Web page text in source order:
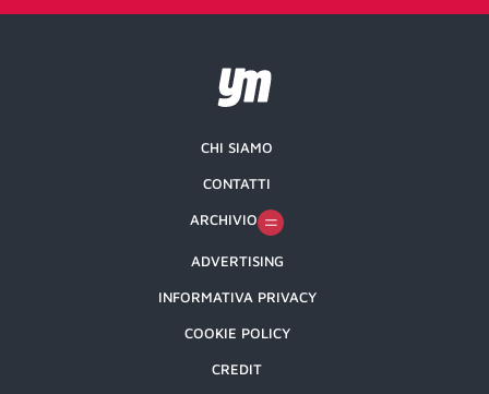
CHI SIAMO
CONTATTI
ARCHIVIO
ADVERTISING
INFORMATIVA PRIVACY
COOKIE POLICY
CREDIT